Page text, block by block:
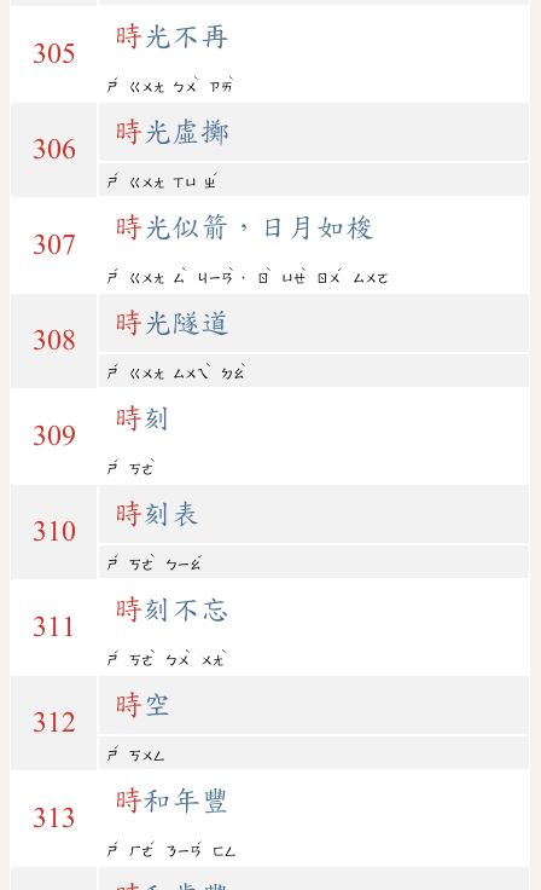
305
時光不再
ㄕ
ˊ
ㄍㄨㄤ ㄅㄨ
ˋ
ㄗㄞ
ˋ
306
時光虛擲
ㄕ
ˊ
ㄍㄨㄤ ㄒㄩ ㄓ
ˊ
307
時光似箭，日月如梭
ㄕ
ˊ
ㄍㄨㄤ ㄙ
ˋ
ㄐㄧㄢ
ˋ
， ㄖ
ˋ
ㄩㄝ
ˋ
ㄖㄨ
ˊ
ㄙㄨㄛ
308
時光隧道
ㄕ
ˊ
ㄍㄨㄤ ㄙㄨㄟ
ˋ
ㄉㄠ
ˋ
309
時刻
ㄕ
ˊ
ㄎㄜ
ˋ
310
時刻表
ㄕ
ˊ
ㄎㄜ
ˋ
ㄅㄧㄠ
ˇ
311
時刻不忘
ㄕ
ˊ
ㄎㄜ
ˋ
ㄅㄨ
ˋ
ㄨㄤ
ˋ
312
時空
ㄕ
ˊ
ㄎㄨㄥ
313
時和年豐
ㄕ
ˊ
ㄏㄜ
ˊ
ㄋㄧㄢ
ˊ
ㄈㄥ